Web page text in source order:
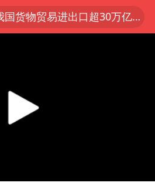
我国货物贸易进出口超30万亿元
“新疆阿勒泰八月能滑雪”不实